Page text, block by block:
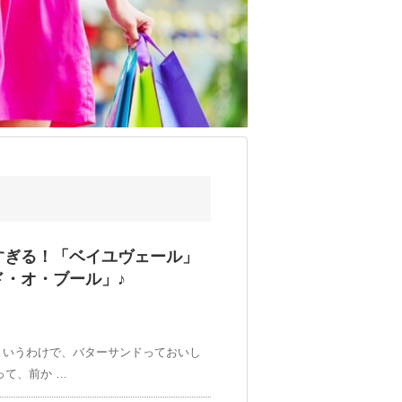
る！「ベイユヴェール」
オ・ブール」♪
うわけで、バターサンドっておいし
て、前か …